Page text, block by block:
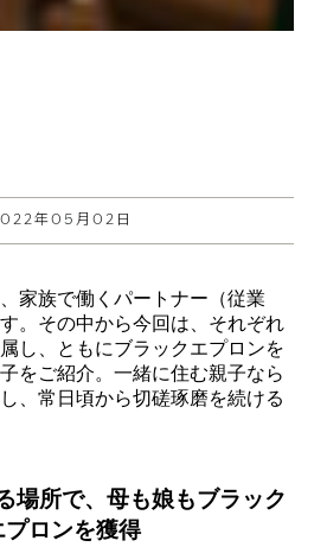
年05月02日
家族で働くパートナー（従業
。その中から今回は、それぞれ
し、ともにブラックエプロンを
をご紹介。一緒に住む親子なら
、常日頃から切磋琢磨を続ける
場所で、母も娘もブラック
プロンを獲得